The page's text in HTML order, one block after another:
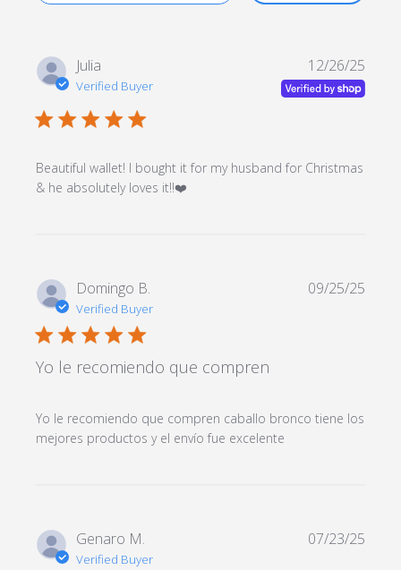
Julia
Verified Buyer
5 star rating
Beautiful wallet! I bought it for my husband for Christmas
& he absolutely loves it!!❤️
12/26/25
Domingo B.
Verified Buyer
5 star rating
Yo le recomiendo que compren
Yo le recomiendo que compren caballo bronco tiene los
mejores productos y el envío fue excelente
09/25/25
Genaro M.
Verified Buyer
07/23/25